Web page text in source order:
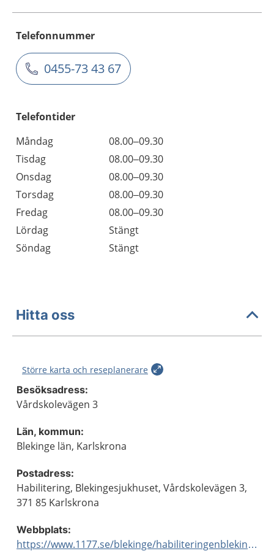
Telefonnummer
0455-73 43 67
Telefontider
Måndag
08.00–09.30
Tisdag
08.00–09.30
Onsdag
08.00–09.30
Torsdag
08.00–09.30
Fredag
08.00–09.30
Lördag
Stängt
Söndag
Stängt
Hitta oss
Större karta och reseplanerare
Besöksadress:
Vårdskolevägen 3
Län, kommun:
Blekinge län, Karlskrona
Postadress:
Habilitering, Blekingesjukhuset, Vårdskolevägen 3,
371 85 Karlskrona
Webbplats:
https://www.1177.se/blekinge/habiliteringenblekinge